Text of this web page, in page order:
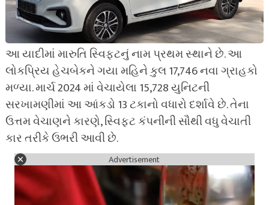
આ યાદીમાં મારુતિ સ્વિફ્ટનું નામ પ્રથમ સ્થાને છે. આ
લોકપ્રિય હેચબેકને ગયા મહિને કુલ 17,746 નવા ગ્રાહકો
મળ્યા. માર્ચ 2024 માં વેચાયેલા 15,728 યુનિટની
સરખામણીમાં આ આંકડો 13 ટકાનો વધારો દર્શાવે છે. તેના
ઉત્તમ વેચાણને કારણે, સ્વિફ્ટ કંપનીની સૌથી વધુ વેચાતી
કાર તરીકે ઉભરી આવી છે.
Advertisement